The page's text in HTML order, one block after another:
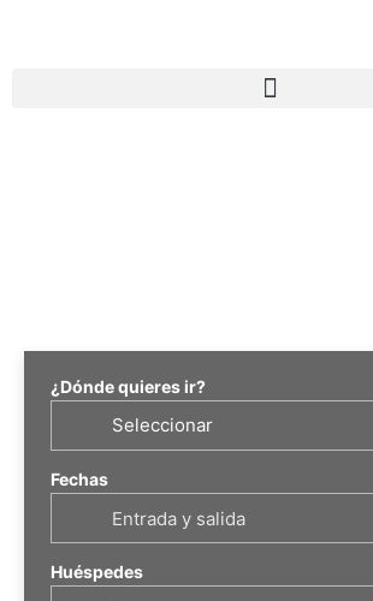
¿Dónde quieres ir?
Fechas
Huéspedes